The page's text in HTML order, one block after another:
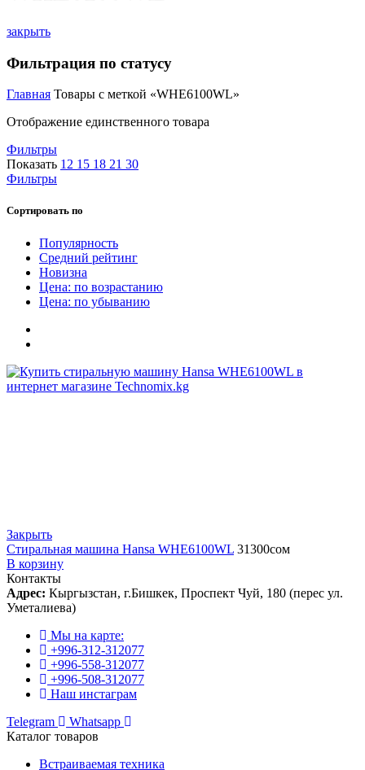
закрыть
Фильтрация по статусу
Главная Товары с меткой «WHE6100WL»
Отображение единственного товара
Фильтры
Показать 12 15 18 21 30
Фильтры
Сортировать по
Популярность
Средний рейтинг
Новизна
Цена: по возрастанию
Цена: по убыванию
Закрыть
Стиральная машина Hansa WHE6100WL 31300сом
В корзину
Контакты
Адрес: Кыргызстан, г.Бишкек, Проспект Чуй, 180 (перес ул.
Уметалиева)
Мы на карте:
+996-312-312077
+996-558-312077
+996-508-312077
Наш инстаграм
Telegram
Whatsapp
Каталог товаров
Встраиваемая техника